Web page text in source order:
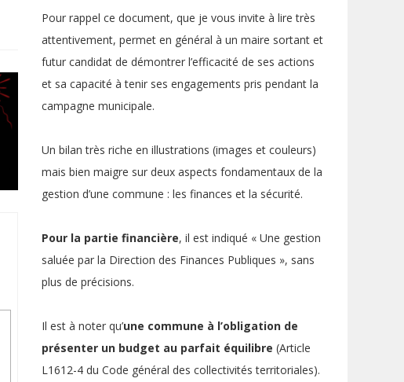
Pour rappel ce document, que je vous invite à lire très
attentivement, permet en général à un maire sortant et
futur candidat de démontrer l’efficacité de ses actions
et sa capacité à tenir ses engagements pris pendant la
campagne municipale.
Un bilan très riche en illustrations (images et couleurs)
mais bien maigre sur deux aspects fondamentaux de la
gestion d’une commune : les finances et la sécurité.
Pour la partie financière, il est indiqué « Une gestion
saluée par la Direction des Finances Publiques », sans
plus de précisions.
Il est à noter qu’une commune à l’obligation de
présenter un budget au parfait équilibre (Article
L1612-4 du Code général des collectivités territoriales).